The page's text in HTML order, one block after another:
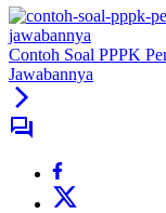
Contoh Soal PPPK
Jawabannya